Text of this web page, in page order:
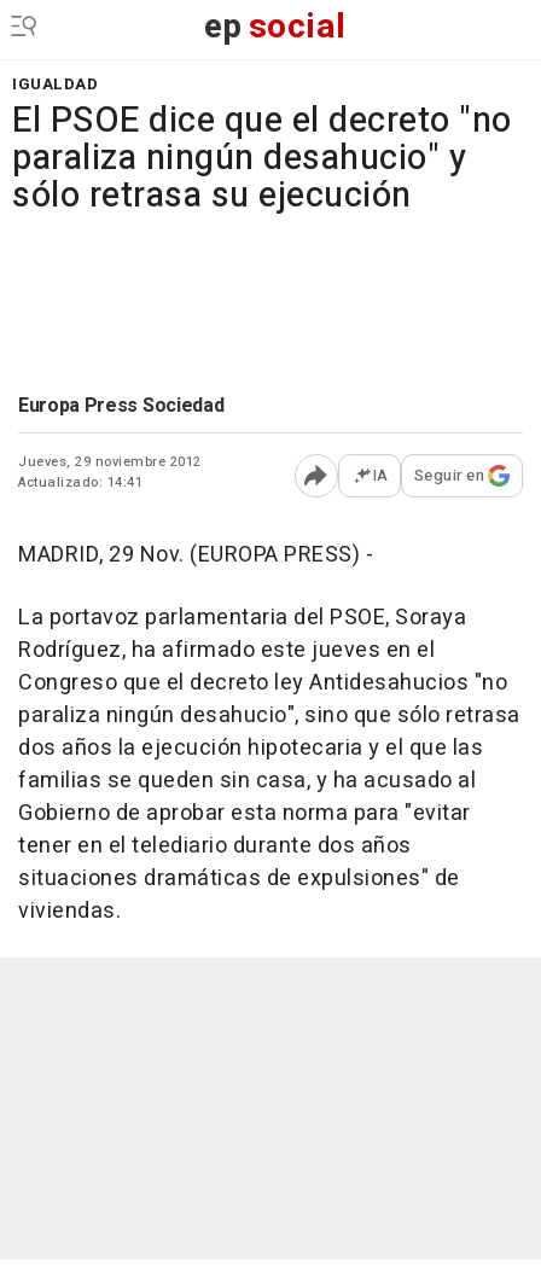
epsocial
IGUALDAD
El PSOE dice que el decreto "no
paraliza ningún desahucio" y
sólo retrasa su ejecución
Europa Press Sociedad
Jueves, 29 noviembre 2012
Actualizado: 14:41
Abrir opciones para
IA Seguir en
MADRID, 29 Nov. (EUROPA PRESS) -
La portavoz parlamentaria del PSOE, Soraya
Rodríguez, ha afirmado este jueves en el
Congreso que el decreto ley Antidesahucios "no
paraliza ningún desahucio", sino que sólo retrasa
dos años la ejecución hipotecaria y el que las
familias se queden sin casa, y ha acusado al
Gobierno de aprobar esta norma para "evitar
tener en el telediario durante dos años
situaciones dramáticas de expulsiones" de
viviendas.